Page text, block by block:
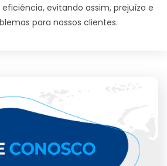
evitando assim, prejuízo e
para nossos clientes.